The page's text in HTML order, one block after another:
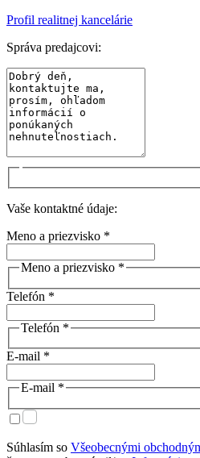
Profil realitnej kancelárie
Správa predajcovi:
Vaše kontaktné údaje:
Meno a priezvisko *
Meno a priezvisko *
Telefón *
Telefón *
E-mail *
E-mail *
Súhlasím so Všeobecnými